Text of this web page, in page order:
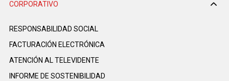
CORPORATIVO
RESPONSABILIDAD SOCIAL
FACTURACIÓN ELECTRÓNICA
ATENCIÓN AL TELEVIDENTE
INFORME DE SOSTENIBILIDAD